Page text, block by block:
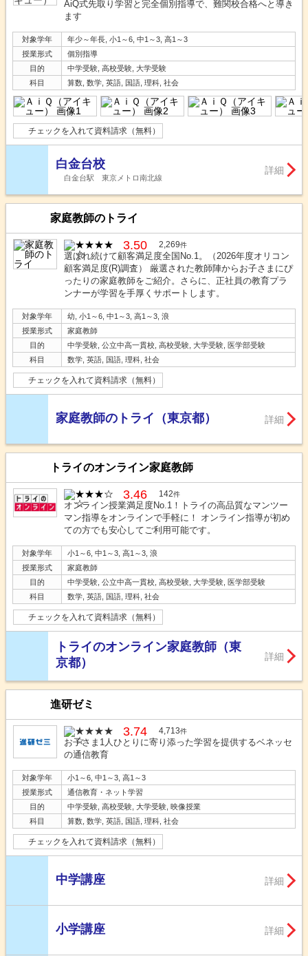
AiQ式先取り学習と完全個別指導で、難関校合格へと導き
ます
対象学年
年少～年長, 小1～6, 中1～3, 高1～3
授業形式
個別指導
目的
中学受験, 高校受験, 大学受験
科目
算数, 数学, 英語, 国語, 理科, 社会
チェックを入れて資料請求（無料）
白金台校
白金台駅 東京メトロ南北線
詳細
家庭教師のトライ
3.50 2,269件
選ばれ続けて顧客満足度全国No.1。（2026年度オリコン
顧客満足度(R)調査） 厳選された教師陣からお子さまにぴ
ったりの家庭教師をご紹介。さらに、正社員の教育プラ
ンナーが学習を手厚くサポートします。
対象学年
幼, 小1～6, 中1～3, 高1～3, 浪
授業形式
家庭教師
目的
中学受験, 公立中高一貫校, 高校受験, 大学受験, 医学部受験
科目
数学, 英語, 国語, 理科, 社会
チェックを入れて資料請求（無料）
家庭教師のトライ（東京都） 詳細
トライのオンライン家庭教師
3.46 142件
オンライン授業満足度No.1！トライの高品質なマンツー
マン指導をオンラインで手軽に！ オンライン指導が初め
ての方でも安心してご利用可能です。
対象学年
小1～6, 中1～3, 高1～3, 浪
授業形式
家庭教師
目的
中学受験, 公立中高一貫校, 高校受験, 大学受験, 医学部受験
科目
数学, 英語, 国語, 理科, 社会
チェックを入れて資料請求（無料）
トライのオンライン家庭教師（東
京都）
詳細
進研ゼミ
3.74 4,713件
お子さま1人ひとりに寄り添った学習を提供するベネッセ
の通信教育
対象学年
小1～6, 中1～3, 高1～3
授業形式
通信教育・ネット学習
目的
中学受験, 高校受験, 大学受験, 映像授業
科目
算数, 数学, 英語, 国語, 理科, 社会
チェックを入れて資料請求（無料）
中学講座 詳細
小学講座 詳細